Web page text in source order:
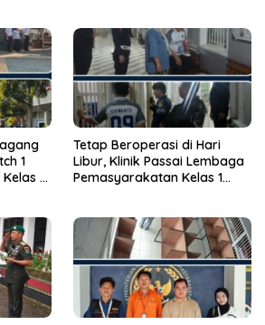
1
1
Tetap Beroperasi di Hari
Libur, Klinik Passai Lembaga
Pemasyarakatan Kelas 1
Masyarakat 24 Jam